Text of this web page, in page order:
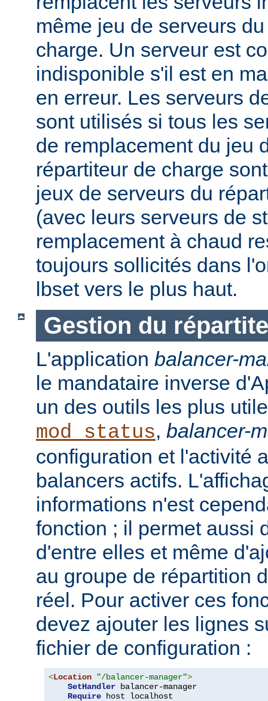
même jeu de serveurs
charge. Un serveur est
indisponible s'il est en
en erreur. Les serveurs
sont utilisés si tous les
de remplacement du jeu
répartiteur de charge
jeux de serveurs du
(avec leurs serveurs de
remplacement à chaud
toujours sollicités dans
lbset vers le plus haut.
Gestion du
L'application balancer-
le mandataire inverse
un des outils les plus
mod_status, balancer-
configuration et l'activité
balancers actifs.
informations n'est
fonction ; il permet aussi
d'entre elles et même
au groupe de répartition
réel. Pour activer ces
devez ajouter les lignes
fichier de configuration :
<Location "/balancer-manager">
SetHandler balancer-manager
Require